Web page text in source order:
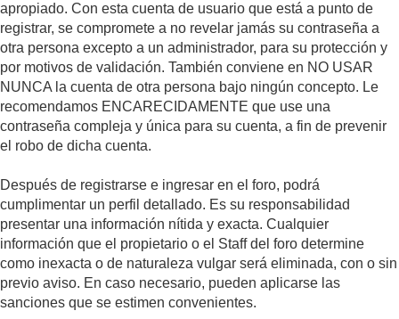
apropiado. Con esta cuenta de usuario que está a punto de
registrar, se compromete a no revelar jamás su contraseña a
otra persona excepto a un administrador, para su protección y
por motivos de validación. También conviene en NO USAR
NUNCA la cuenta de otra persona bajo ningún concepto. Le
recomendamos ENCARECIDAMENTE que use una
contraseña compleja y única para su cuenta, a fin de prevenir
el robo de dicha cuenta.
Después de registrarse e ingresar en el foro, podrá
cumplimentar un perfil detallado. Es su responsabilidad
presentar una información nítida y exacta. Cualquier
información que el propietario o el Staff del foro determine
como inexacta o de naturaleza vulgar será eliminada, con o sin
previo aviso. En caso necesario, pueden aplicarse las
sanciones que se estimen convenientes.